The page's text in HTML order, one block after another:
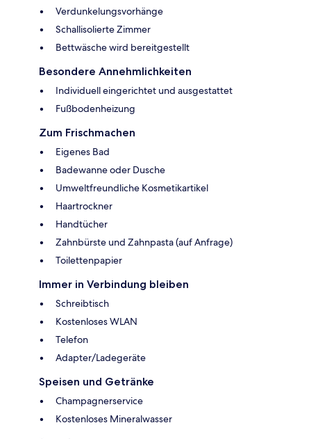
Verdunkelungsvorhänge
Schallisolierte Zimmer
Bettwäsche wird bereitgestellt
Besondere Annehmlichkeiten
Individuell eingerichtet und ausgestattet
Fußbodenheizung
Zum Frischmachen
Eigenes Bad
Badewanne oder Dusche
Umweltfreundliche Kosmetikartikel
Haartrockner
Handtücher
Zahnbürste und Zahnpasta (auf Anfrage)
Toilettenpapier
Immer in Verbindung bleiben
Schreibtisch
Kostenloses WLAN
Telefon
Adapter/Ladegeräte
Speisen und Getränke
Champagnerservice
Kostenloses Mineralwasser